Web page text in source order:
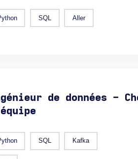
SQL Aller
de données -
SQL Kafka